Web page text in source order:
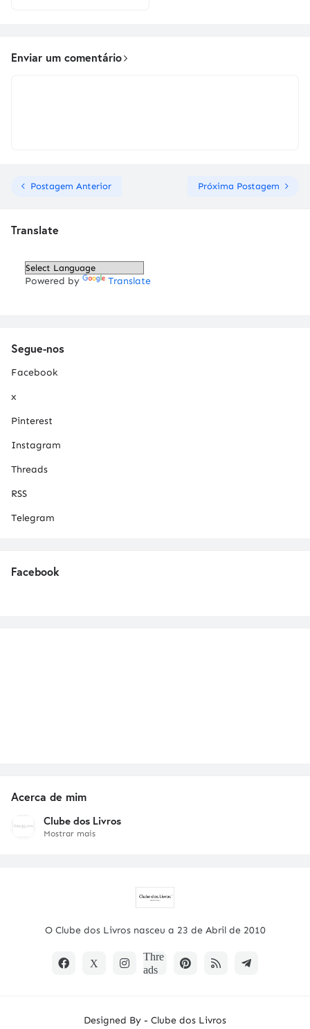
Enviar um comentário
Postagem Anterior Próxima Postagem
Translate
Powered by Translate
Segue-nos
Facebook
x
Pinterest
Instagram
Threads
RSS
Telegram
Facebook
Acerca de mim
Clube dos Livros
Mostrar mais
O Clube dos Livros nasceu a 23 de Abril de 2010
Designed By - Clube dos Livros